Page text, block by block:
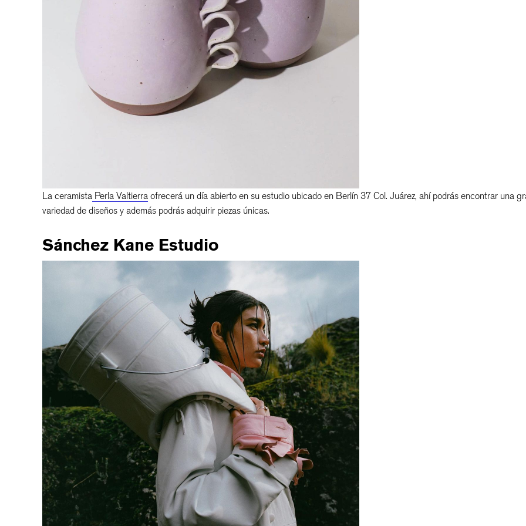
La ceramista Perla Valtierra ofrecerá un día abierto en su estudio ubicado en Berlín 37 Col. Juárez, ahí podrás encontrar una
variedad de diseños y además podrás adquirir piezas únicas.
Sánchez Kane Estudio